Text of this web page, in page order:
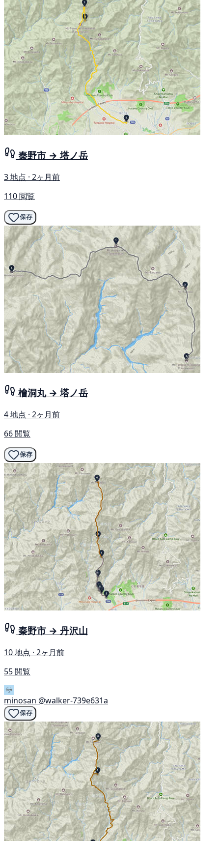
秦野市 → 塔ノ岳
3 地点 · 2ヶ月前
110 閲覧
保存
檜洞丸 → 塔ノ岳
4 地点 · 2ヶ月前
66 閲覧
保存
秦野市 → 丹沢山
10 地点 · 2ヶ月前
55 閲覧
minosan @walker-739e631a
保存